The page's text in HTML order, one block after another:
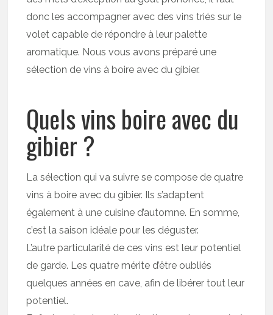
donc les accompagner avec des vins triés sur le
volet capable de répondre à leur palette
aromatique. Nous vous avons préparé une
sélection de vins à boire avec du gibier.
Quels vins boire avec du
gibier ?
La sélection qui va suivre se compose de quatre
vins à boire avec du gibier. Ils s’adaptent
également à une cuisine d’automne. En somme,
c’est la saison idéale pour les déguster.
L’autre particularité de ces vins est leur potentiel
de garde. Les quatre mérite d’être oubliés
quelques années en cave, afin de libérer tout leur
potentiel.